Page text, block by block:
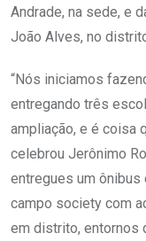
Andrade, na sede, e
João Alves, no
“Nós iniciamos
entregando três
ampliação, e é coisa
celebrou Jerônimo
entregues um ônibus
campo society com
em distrito, entornos